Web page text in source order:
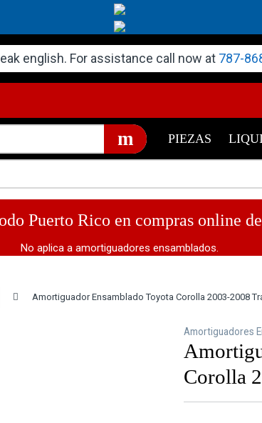
english. For assistance call now at 787-
PIEZAS
Puerto Rico en compras online
No aplica a amortiguadores ensamblados.
Amortiguador Ensamblado Toyota Corolla 2003-2008
Amortiguadores
Corolla